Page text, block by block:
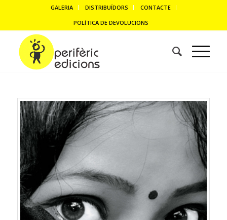
GALERIA DISTRIBUÏDORS
CONTACTE
POLÍTICA DE DEVOLUCIONS